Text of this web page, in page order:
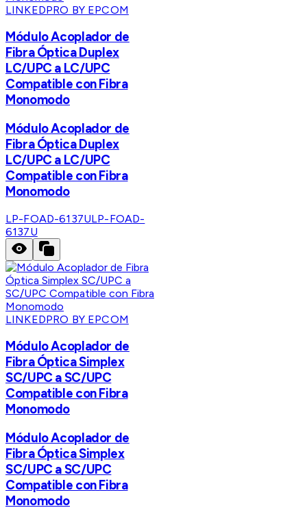
LINKEDPRO BY EPCOM
Módulo Acoplador de
Fibra Óptica Duplex
LC/UPC a LC/UPC
Compatible con Fibra
Monomodo
Módulo Acoplador de
Fibra Óptica Duplex
LC/UPC a LC/UPC
Compatible con Fibra
Monomodo
LP-FOAD-6137ULP-FOAD-
6137U
LINKEDPRO BY EPCOM
Módulo Acoplador de
Fibra Óptica Simplex
SC/UPC a SC/UPC
Compatible con Fibra
Monomodo
Módulo Acoplador de
Fibra Óptica Simplex
SC/UPC a SC/UPC
Compatible con Fibra
Monomodo